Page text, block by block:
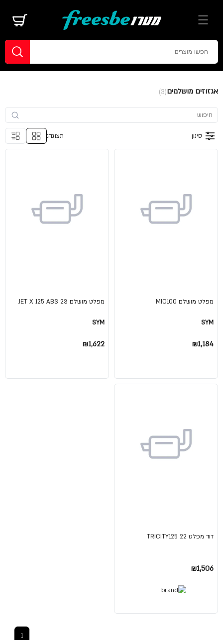
אגזוזים מושלמים(3)
סינון תצוגה:
מפלט מושלם MIO100
SYM
₪1,184
מפלט מושלם JET X 125 ABS 23
SYM
₪1,622
דוד מפלט TRICITY125 22
₪1,506
1